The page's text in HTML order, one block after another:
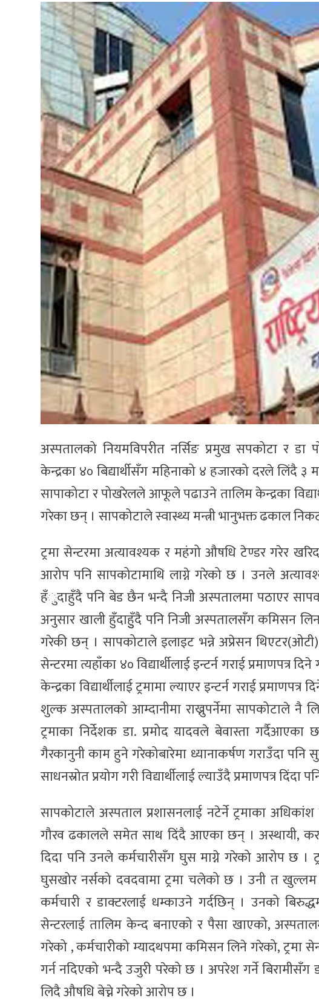
अस्पतालको नियमविपरीत नर्सिङ प्रमुख सपकोटा र
केन्द्रका ४० बिद्यार्थीसँग महिनाको ४ हजारको दरले लिंदै
सापाकोटा र पोखरेलले आफूले पढाउने तालिम केन्द्रका
गरेका छन् । सापकोटाले स्वास्थ्य मन्त्री भानुभक्त ढकाल
ट्रमा सेन्टरमा अत्यावश्यक र महंगो औषधि टेण्डर गरेर
आरोप पनि सापकोटामाथि लाग्ने गरेको छ । उनले
हँुदाहुँदै पनि बेड छैन भन्दै निजी अस्पतालमा पठाएर
अनुसार खाली हुँदाहुुँदै पनि निजी अस्पतालसँग कमिसन
गरेकी छन् । सापकोटाले इलाइट भन्ने अप्रेसन
सेन्टरमा त्यहाँका ४० विद्यार्थीलाई इन्टर्न गराई
केन्द्रका विद्यार्थीलाई ट्रमामा ल्याएर इन्टर्न गराई
शुल्क अस्पतालको आम्दानीमा राख्नुपर्नेमा सापकोटाले नै
ट्रमाका निर्देशक डा. प्रमोद यादवले बेवास्ता
गैरकानुनी काम हुने गरेकोबारेमा ध्यानाकर्षण गराउँदा
साधनस्रोत प्रयोग गरी विद्यार्थीलाई ल्याउँदै प्रमाणपत्र
सापकोटाले अस्पताल प्रशासनलाई नटेर्ने ट्रमाका
गौरव ढकालले समेत साथ दिंदै आएका छन् । अस्थायी,
दिदा पनि उनले कर्मचारीसँग घुस माग्ने गरेको आरोप छ ।
घुसखोर नर्सको दवदवामा ट्रमा चलेको छ । उनी त
कर्मचारी र डाक्टरलाई धम्काउने गर्दछिन् । उनको
सेन्टरलाई तालिम केन्द बनाएको र पैसा खाएको,
गरेको , कर्मचारीको म्यादथपमा कमिसन लिने गरेको, ट्रमा
गर्न नदिएको भन्दै उजुरी परेको छ । अपरेश गर्ने
लिदै औषधि बेच्ने गरेको आरोप छ ।